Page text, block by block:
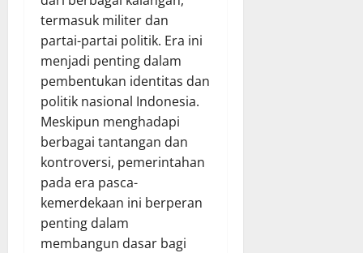
termasuk militer dan
partai-partai politik. Era ini
menjadi penting dalam
pembentukan identitas dan
politik nasional Indonesia.
Meskipun menghadapi
berbagai tantangan dan
kontroversi, pemerintahan
pada era pasca-
kemerdekaan ini berperan
penting dalam
membangun dasar bagi